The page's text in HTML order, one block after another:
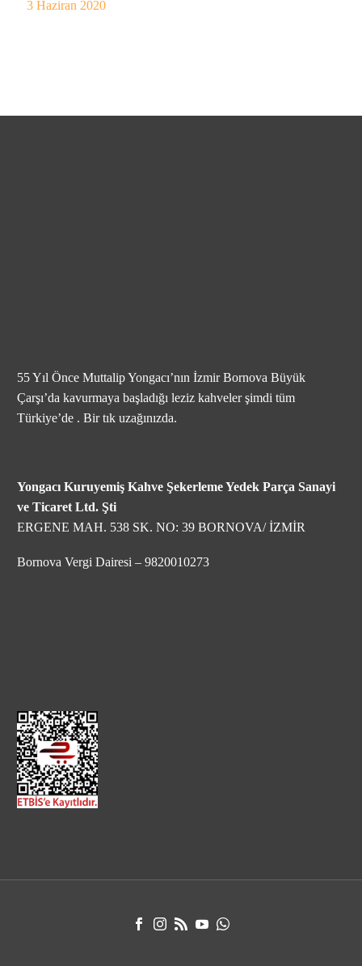
3 Haziran 2020
55 Yıl Önce Muttalip Yongacı’nın İzmir Bornova Büyük
Çarşı’da kavurmaya başladığı leziz kahveler şimdi tüm
Türkiye’de . Bir tık uzağınızda.
Yongacı Kuruyemiş Kahve Şekerleme Yedek Parça Sanayi
ve Ticaret Ltd. Şti
ERGENE MAH. 538 SK. NO: 39 BORNOVA/ İZMİR
Bornova Vergi Dairesi – 9820010273